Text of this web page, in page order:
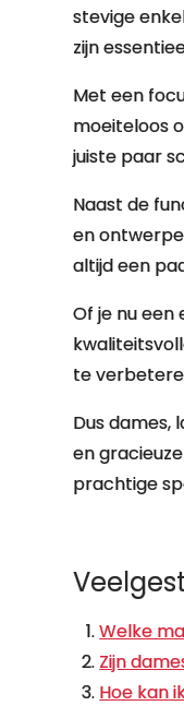
stevige
zijn
Met een
moeiteloos
juiste paar
Naast de
en
altijd een
Of je nu
te
Dus dames,
en
prachtige
Welke
Zijn
Hoe kan